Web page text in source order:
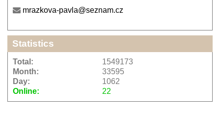
mrazkova-pavla@seznam.cz
Statistics
Online: 22
Total:
1549173
Month:
33595
Day:
1062